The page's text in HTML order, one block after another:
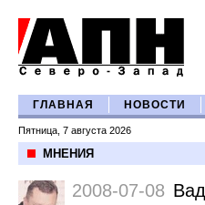
ГЛАВНАЯ НОВОСТИ
Пятница, 7 августа 2026
МНЕНИЯ
2008-07-08